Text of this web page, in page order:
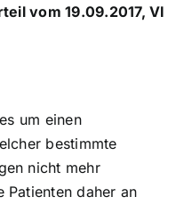
vom 19.09.2017, VI
um einen
bestimmte
nicht mehr
Patienten daher an